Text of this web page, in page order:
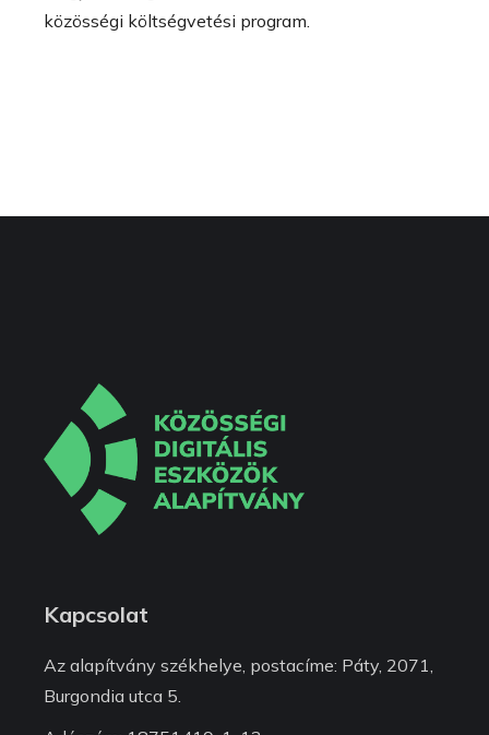
közösségi költségvetési program.
Kapcsolat
Az alapítvány székhelye, postacíme: Páty, 2071,
Burgondia utca 5.